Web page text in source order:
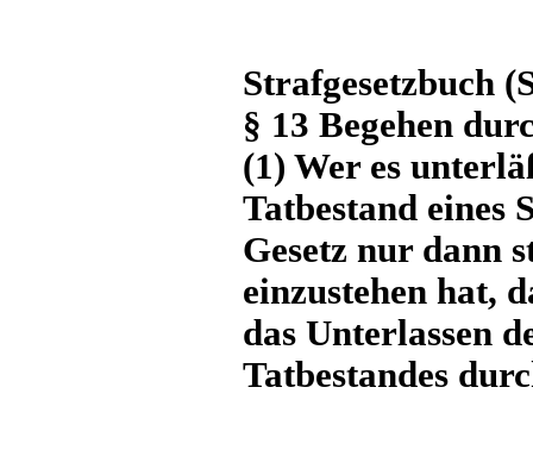
Strafgesetzbuch
§ 13 Begehen
(1) Wer es
Tatbestand eines
Gesetz nur dann
einzustehen hat,
das Unterlassen
Tatbestandes